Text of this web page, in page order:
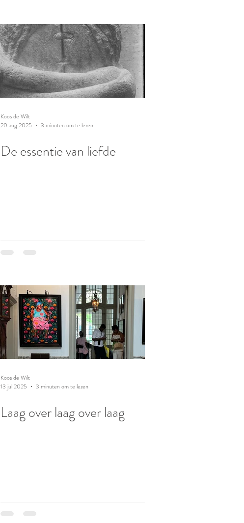
De essentie van liefde
Koos de Wilt
20 aug 2025
3 minuten om te lezen
Laag over laag over laag
Koos de Wilt
13 jul 2025
3 minuten om te lezen